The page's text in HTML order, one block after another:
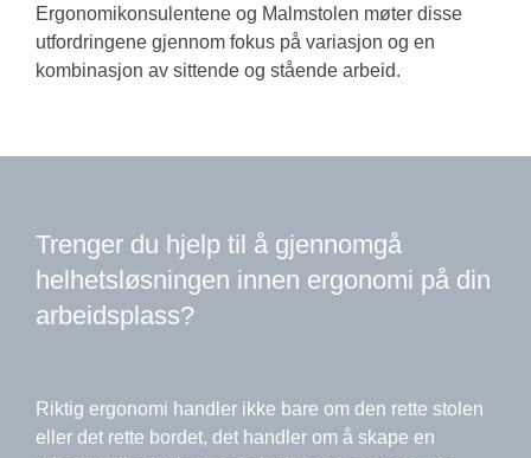
Ergonomikonsulentene og Malmstolen møter disse
utfordringene gjennom fokus på variasjon og en
kombinasjon av sittende og stående arbeid.
Trenger du hjelp til å gjennomgå
helhetsløsningen innen ergonomi på din
arbeidsplass?
Riktig ergonomi handler ikke bare om den rette stolen
eller det rette bordet, det handler om å skape en